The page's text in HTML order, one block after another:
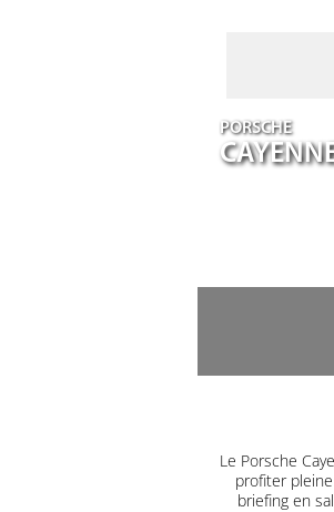
PORSCHE
Le Porsche
profiter
briefing en